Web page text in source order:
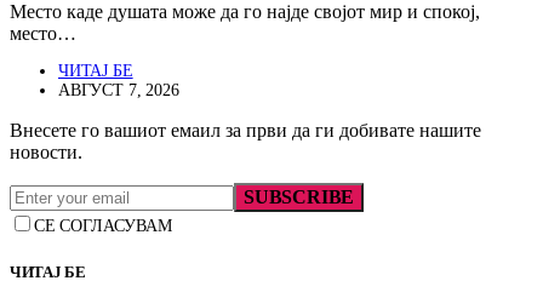
Место каде душата може да го најде својот мир и спокој,
место…
ЧИТАЈ БЕ
АВГУСТ 7, 2026
Внесете го вашиот емаил за први да ги добивате нашите
новости.
SUBSCRIBE
СЕ СОГЛАСУВАМ
ЧИТАЈ БЕ